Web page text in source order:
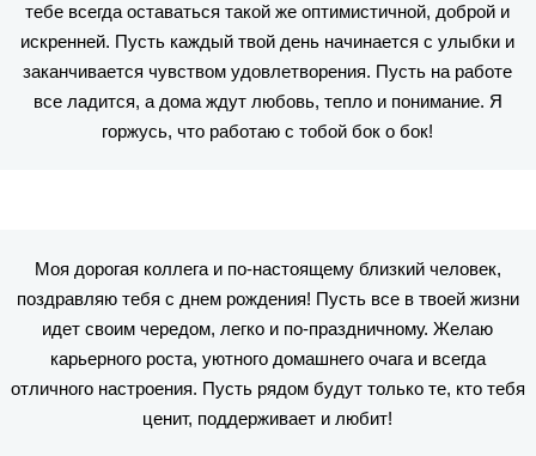
тебе всегда оставаться такой же оптимистичной, доброй и
искренней. Пусть каждый твой день начинается с улыбки и
заканчивается чувством удовлетворения. Пусть на работе
все ладится, а дома ждут любовь, тепло и понимание. Я
горжусь, что работаю с тобой бок о бок!
Моя дорогая коллега и по-настоящему близкий человек,
поздравляю тебя с днем рождения! Пусть все в твоей жизни
идет своим чередом, легко и по-праздничному. Желаю
карьерного роста, уютного домашнего очага и всегда
отличного настроения. Пусть рядом будут только те, кто тебя
ценит, поддерживает и любит!